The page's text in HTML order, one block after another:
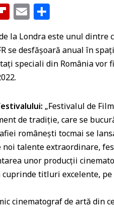
Fl
ip
b
o
ar
E
m
ai
l
ta
je
la Londra este unul
se desfășoară anual în
speciali din România
„Festivalul de
de tradiție, care se
românești tocmai se
talente extraordinare,
unor producții
cuprinde titluri excelente,
cinematograf de artă din